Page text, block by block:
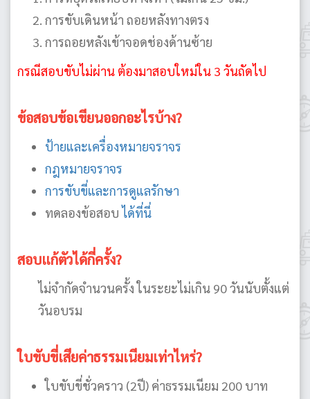
การขับเดินหน้า ถอยหลังทางตรง
การถอยหลังเข้าจอดช่องด้านซ้าย
กรณีสอบขับไม่ผ่าน ต้องมาสอบใหม่ใน 3 วันถัดไป
ข้อสอบข้อเขียนออกอะไรบ้าง?
ป้ายและเครื่องหมายจราจร
กฎหมายจราจร
การขับขี่และการดูแลรักษา
ทดลองข้อสอบ ได้ที่นี่
สอบแก้ตัวได้กี่ครั้ง?
ไม่จำกัดจำนวนครั้ง ในระยะไม่เกิน 90 วันนับตั้งแต่
วันอบรม
ใบขับขี่เสียค่าธรรมเนียมเท่าไหร่?
ใบขับขี่ชั่วคราว (2ปี) ค่าธรรมเนียม 200 บาท